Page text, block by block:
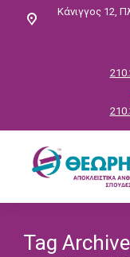
Κάνιγγος 12,
Tag